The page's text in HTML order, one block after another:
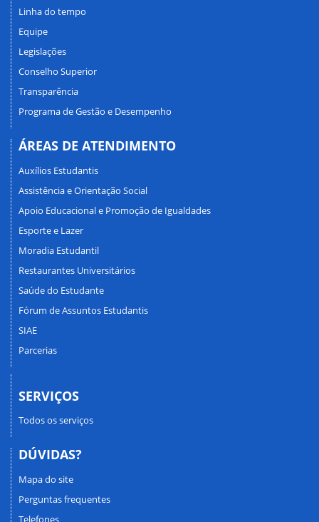
Linha do tempo
Equipe
Legislações
Conselho Superior
Transparência
Programa de Gestão e Desempenho
ÁREAS DE ATENDIMENTO
Auxílios Estudantis
Assistência e Orientação Social
Apoio Educacional e Promoção de Igualdades
Esporte e Lazer
Moradia Estudantil
Restaurantes Universitários
Saúde do Estudante
Fórum de Assuntos Estudantis
SIAE
Parcerias
SERVIÇOS
Todos os serviços
DÚVIDAS?
Mapa do site
Perguntas frequentes
Telefones